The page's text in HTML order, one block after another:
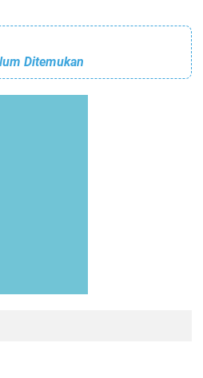
Ditemukan